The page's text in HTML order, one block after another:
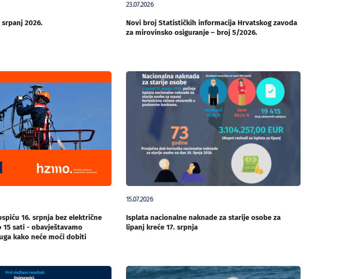
2026.
23.07.2026
Novi broj Statističkih informacija Hrvatskog zavoda
za mirovinsko osiguranje – broj 5/2026.
16. srpnja bez električne
15 sati - obavještavamo
kako neće moći dobiti
15.07.2026
Isplata nacionalne naknade za starije osobe za
lipanj kreće 17. srpnja